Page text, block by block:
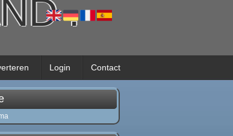
.
Login Contact